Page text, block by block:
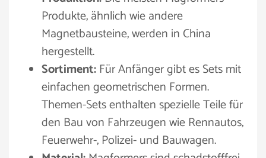
Produkte, ähnlich wie andere
Magnetbausteine, werden in China
hergestellt.
Sortiment: Für Anfänger gibt es Sets mit
einfachen geometrischen Formen.
Themen-Sets enthalten spezielle Teile für
den Bau von Fahrzeugen wie Rennautos,
Feuerwehr-, Polizei- und Bauwagen.